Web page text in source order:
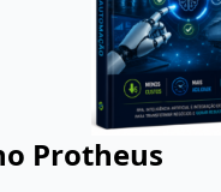
Protheus